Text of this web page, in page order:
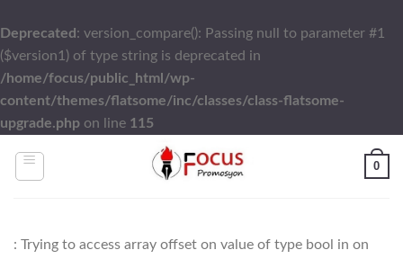
Deprecated : version_compare(): Passing null to parameter #1
($version1) of type string is deprecated in
/home/focus/public_html/wp-
content/themes/flatsome/inc/classes/class-flatsome-
upgrade.php on line 115
0
: Trying to access array offset on value of type bool in on